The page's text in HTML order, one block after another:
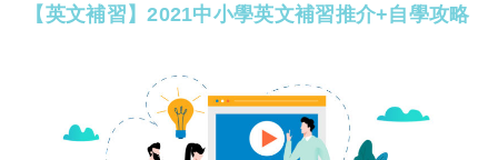
【英文補習】2021中小學英文補習推介+自學攻略